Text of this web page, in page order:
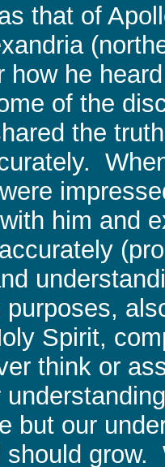
that of
how he
of the
the
him and
Spirit,
think or
but our
should grow.